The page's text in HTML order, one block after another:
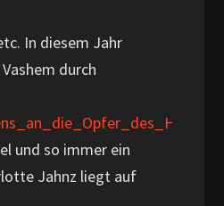
In diesem Jahr
durch
und so immer ein
Jahnz liegt auf